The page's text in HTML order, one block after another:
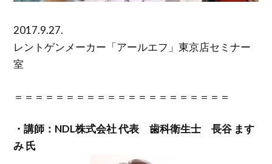
2017.9.27.
レントゲンメーカー「アールエフ」東京店セミナー
室
＝＝＝＝＝＝＝＝＝＝＝＝＝＝＝＝＝＝＝＝＝
・講師：NDL株式会社 代表 歯科衛生士 長谷 ます
み 氏